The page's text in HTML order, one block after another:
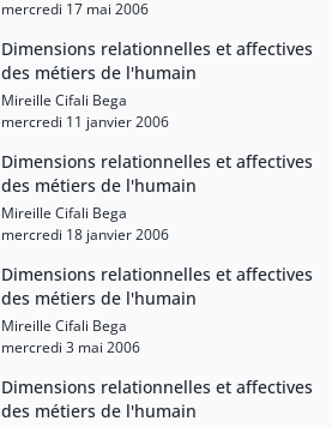
mercredi 17 mai 2006
Dimensions relationnelles et affectives
des métiers de l'humain
Mireille Cifali Bega
mercredi 11 janvier 2006
Dimensions relationnelles et affectives
des métiers de l'humain
Mireille Cifali Bega
mercredi 18 janvier 2006
Dimensions relationnelles et affectives
des métiers de l'humain
Mireille Cifali Bega
mercredi 3 mai 2006
Dimensions relationnelles et affectives
des métiers de l'humain